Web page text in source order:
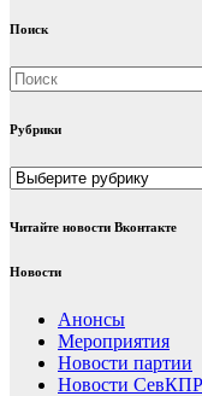
Поиск
Рубрики
Рубрики
Читайте новости Вконтакте
Новости
Анонсы
Мероприятия
Новости партии
Новости